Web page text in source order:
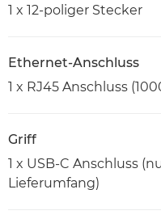
1 x 12-poliger Stecker
Ethernet-Anschluss
1 x RJ45 Anschluss
Griff
1 x USB-C Anschluss
Lieferumfang)